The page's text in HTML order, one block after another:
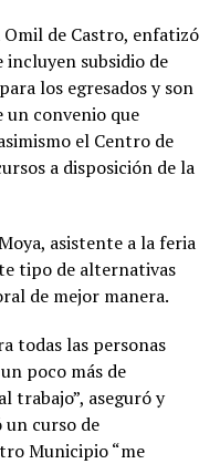
de Castro, enfatizó
incluyen subsidio de
los egresados y son
un convenio que
el Centro de
a disposición de la
asistente a la feria
tipo de alternativas
de mejor manera.
todas las personas
poco más de
trabajo”, aseguró y
curso de
Municipio “me